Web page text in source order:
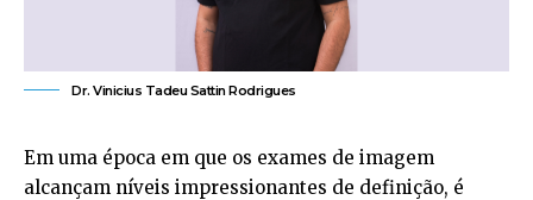
Dr. Vinicius Tadeu Sattin Rodrigues
Em uma época em que os exames de imagem
alcançam níveis impressionantes de definição, é